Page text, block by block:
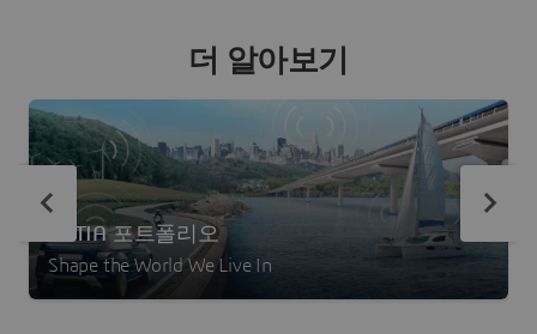
더 알아보기
CATIA 포트폴리오
Shape the World We Live In